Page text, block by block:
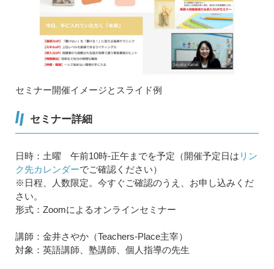
セミナー開催イメージとスライド例
セミナー詳細
日時：土曜 午前10時-正午までを予定（開催予定日は リン
ク先カレンダーでご確認ください）
※日程、人数限定。今すぐご確認のうえ、お申し込みくだ
さい。
形式：Zoomによるオンラインセミナー
講師：金井さやか（Teachers-Place主宰）
対象：英語講師、塾講師、個人指導の先生